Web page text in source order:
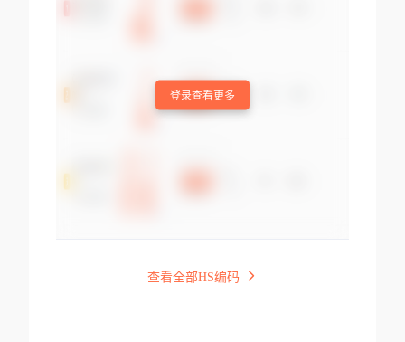
登录查看更多
查看全部HS编码